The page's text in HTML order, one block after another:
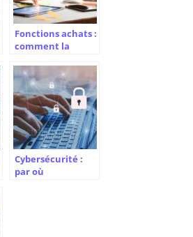
Fonctions achats :
comment la
change la donne
en entreprise ?
Cybersécurité :
par où